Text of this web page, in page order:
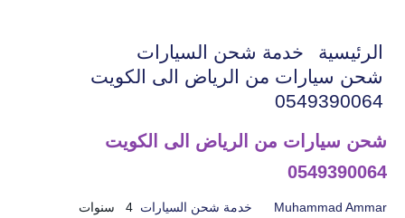
الرئيسية
خدمة شحن السيارات
شحن سيارات من الرياض الى الكويت
0549390064
شحن سيارات من الرياض الى الكويت
0549390064
Muhammad Ammar خدمة شحن السيارات 4 سنوات
اذا كنت تبحث عن افضل شركة خدمات
منزلية و عروض شركات التنظيف فقد وصلت
الى المكان الصحيح.
أسباب و حل ارتفاع فواتير